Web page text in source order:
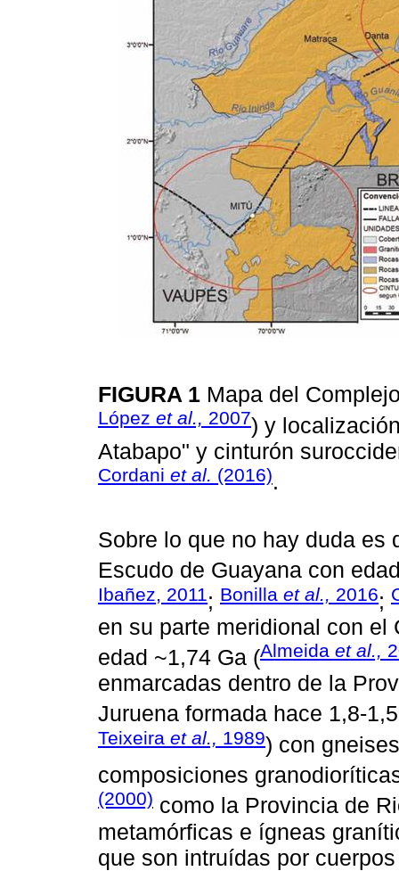
FIGURA 1 Mapa del
López et al., 2007) y
Atabapo" y cinturón
Cordani et al. (2016).
Sobre lo que no hay duda es
Escudo de Guayana con
Ibañez, 2011 ; Bonilla et al., 2016;
en su parte meridional con
edad ~1,74 Ga (Almeida et al.,
enmarcadas dentro de la
Juruena formada hace 1,8-
Teixeira et al., 1989) con
composiciones
(2000) como la Provincia de
metamórficas e ígneas
que son intruídas por